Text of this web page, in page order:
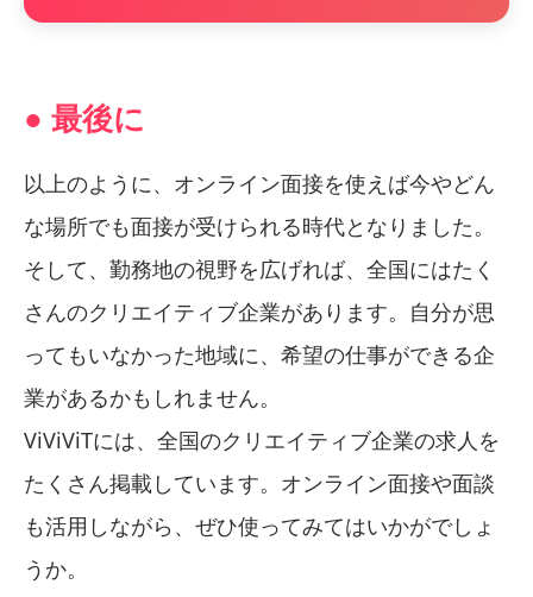
● 最後に
以上のように、オンライン面接を使えば今やどん
な場所でも面接が受けられる時代となりました。
そして、勤務地の視野を広げれば、全国にはたく
さんのクリエイティブ企業があります。自分が思
ってもいなかった地域に、希望の仕事ができる企
業があるかもしれません。
ViViViTには、全国のクリエイティブ企業の求人を
たくさん掲載しています。オンライン面接や面談
も活用しながら、ぜひ使ってみてはいかがでしょ
うか。